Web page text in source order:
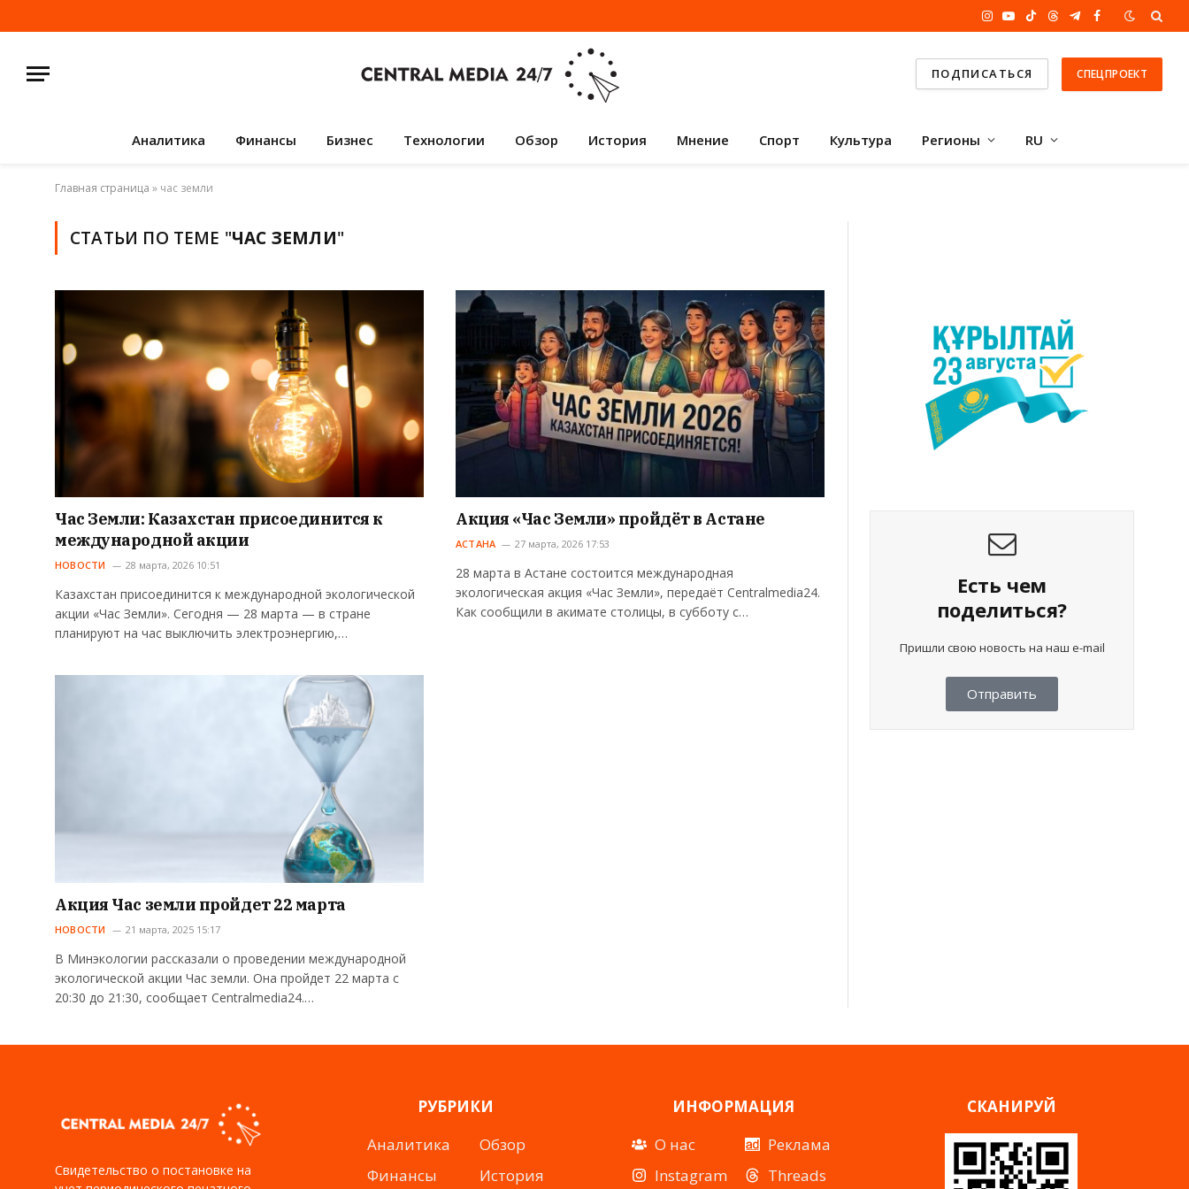
Instagram
YouTube
TikTokThreadsTelegram
Facebook
ПОДПИСАТЬСЯ СПЕЦПРОЕКТ
Аналитика Финансы Бизнес Технологии Обзор История Мнение Спорт Культура Регионы RU
Главная страница » час земли
СТАТЬИ ПО ТЕМЕ "ЧАС ЗЕМЛИ"
Час Земли: Казахстан присоединится к
международной акции
НОВОСТИ 28 марта, 2026 10:51
Казахстан присоединится к международной экологической
акции «Час Земли». Сегодня — 28 марта — в стране
планируют на час выключить электроэнергию,…
Акция «Час Земли» пройдёт в Астане
АСТАНА 27 марта, 2026 17:53
28 марта в Астане состоится международная
экологическая акция «Час Земли», передаёт Centralmedia24.
Как сообщили в акимате столицы, в субботу с…
Акция Час земли пройдет 22 марта
НОВОСТИ 21 марта, 2025 15:17
В Минэкологии рассказали о проведении международной
экологической акции Час земли. Она пройдет 22 марта с
20:30 до 21:30, сообщает Centralmedia24.…
Есть чем
поделиться?
Пришли свою новость на наш e-mail
Отправить
Свидетельство о постановке на
РУБРИКИ
Аналитика
Финансы
Обзор
История
ИНФОРМАЦИЯ
О нас
Instagram
Реклама
Threads
СКАНИРУЙ